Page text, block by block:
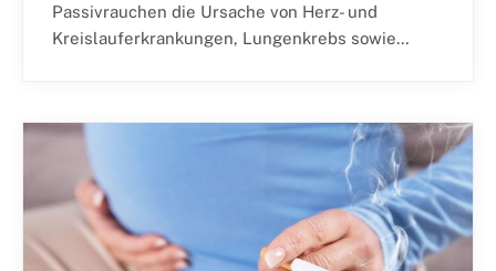
Passivrauchen die Ursache von Herz- und
Kreislauferkrankungen, Lungenkrebs sowie…